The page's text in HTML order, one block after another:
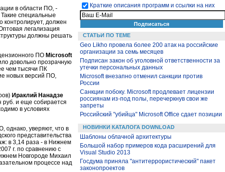
в области ПО, -
Такие специальные
контролирует, должен
легализация
должны решать
ПО Microsoft
довольно прозрачную
чем тысячи ПК
новых версий ПО,
Ираклий Нанадзе
руб. и еще собирается
в условиях
однако, уверяют, что в
представительства
в 3,14 раза - в Нижнем
г. по сравнению с
Новгороде Михаил
процессе над
Краткие описания программ и ссылки на них
СТАТЬИ ПО ТЕМЕ
Geo Likho провела более 200 атак на российские
организации за семь месяцев
Подписан закон об уголовной ответственности за
утечки персональных данных
Microsoft внезапно отменил санкции против
России
Санкции побоку. Microsoft продлевает лицензии
россиянам из-под полы, перечеркнув свои же
запреты
Российский "убийца" Microsoft Office сдает позиции
НОВИНКИ КАТАЛОГА DOWNLOAD
Шаблоны облачной архитектуры
Большой набор примеров кода расширений для
Visual Studio 2013
Госдума приняла "антитеррористический" пакет
законопроектов